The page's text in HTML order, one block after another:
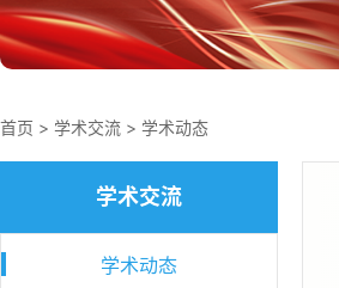
首页 > 学术交流 > 学术动态
学术交流
学术动态